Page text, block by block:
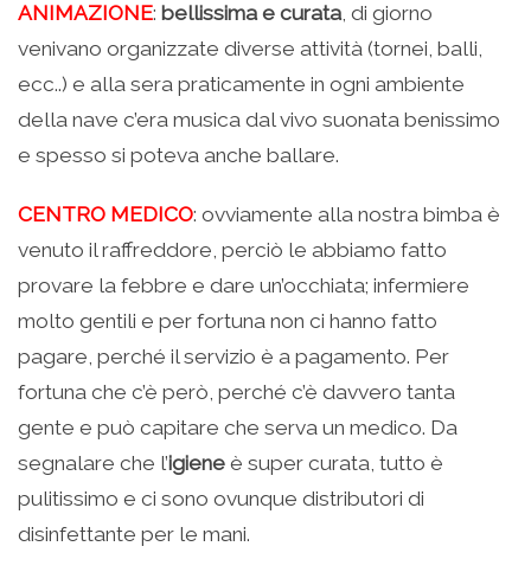
ANIMAZIONE: bellissima e curata, di giorno
venivano organizzate diverse attività (tornei, balli,
ecc..) e alla sera praticamente in ogni ambiente
della nave c’era musica dal vivo suonata benissimo
e spesso si poteva anche ballare.
CENTRO MEDICO: ovviamente alla nostra bimba è
venuto il raffreddore, perciò le abbiamo fatto
provare la febbre e dare un’occhiata; infermiere
molto gentili e per fortuna non ci hanno fatto
pagare, perché il servizio è a pagamento. Per
fortuna che c’è però, perché c’è davvero tanta
gente e può capitare che serva un medico. Da
segnalare che l’igiene è super curata, tutto è
pulitissimo e ci sono ovunque distributori di
disinfettante per le mani.